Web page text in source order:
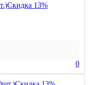
Скидка 13%
0